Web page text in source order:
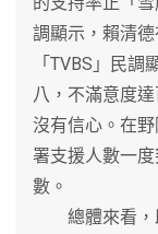
調顯示，賴清
「TVBS」民
八，不滿意度
沒有信心。在
署支援人數一
數。
總體來看，